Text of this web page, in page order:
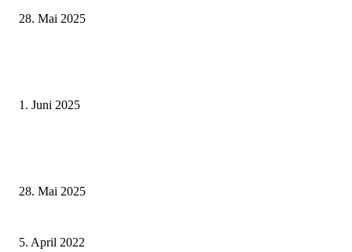
28. Mai 2025
1. Juni 2025
28. Mai 2025
5. April 2022